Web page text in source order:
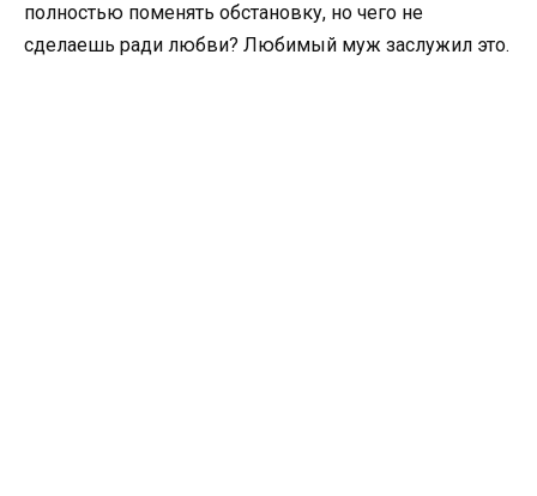
полностью поменять обстановку, но чего не
сделаешь ради любви? Любимый муж заслужил это.